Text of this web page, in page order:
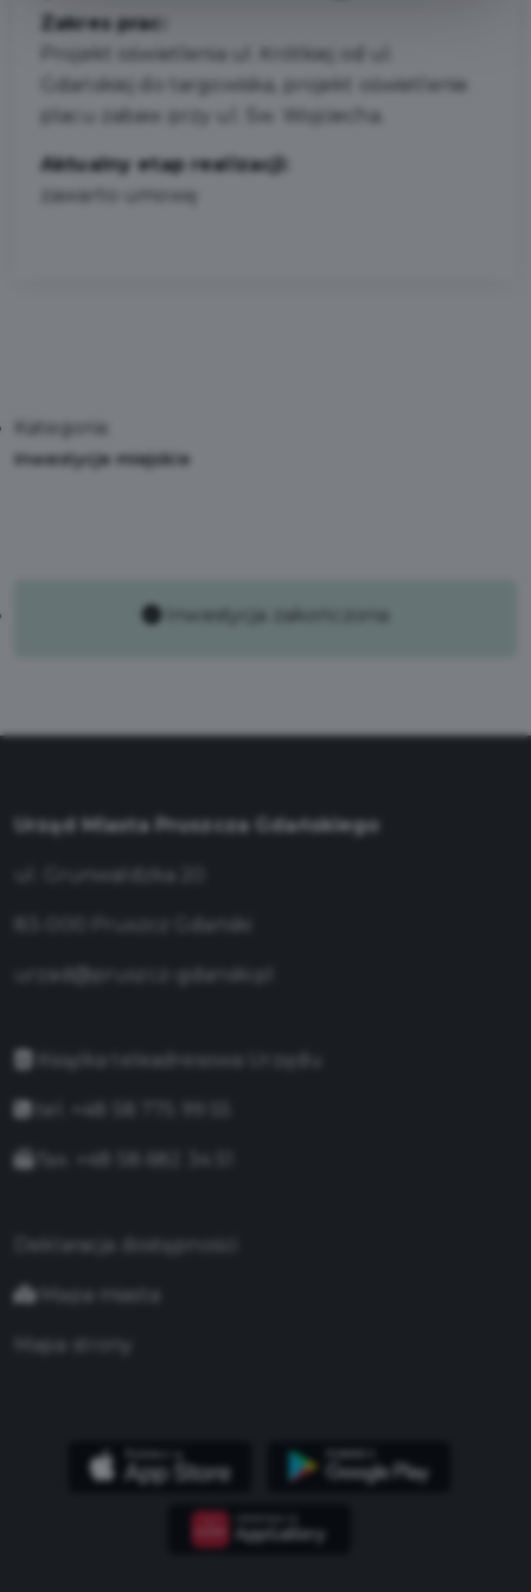
Zakres prac:
Projekt oświetlenia ul. Krótkiej od ul.
Gdańskiej do targowiska, projekt oświetlenie
placu zabaw przy ul. Św. Wojciecha.
Aktualny etap realizacji:
zawarto umowę
Kategoria:
Inwestycje miejskie
Inwestycja zakończona
Urząd Miasta Pruszcza Gdańskiego
urzad@pruszcz-gdanski.pl
Książka teleadresowa Urzędu
Deklaracja dostępności
Mapa miasta
Mapa strony